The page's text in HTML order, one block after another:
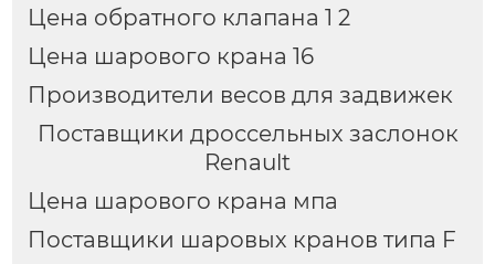
Цена обратного клапана 1 2
Цена шарового крана 16
Производители весов для задвижек
Поставщики дроссельных заслонок
Renault
Цена шарового крана мпа
Поставщики шаровых кранов типа F